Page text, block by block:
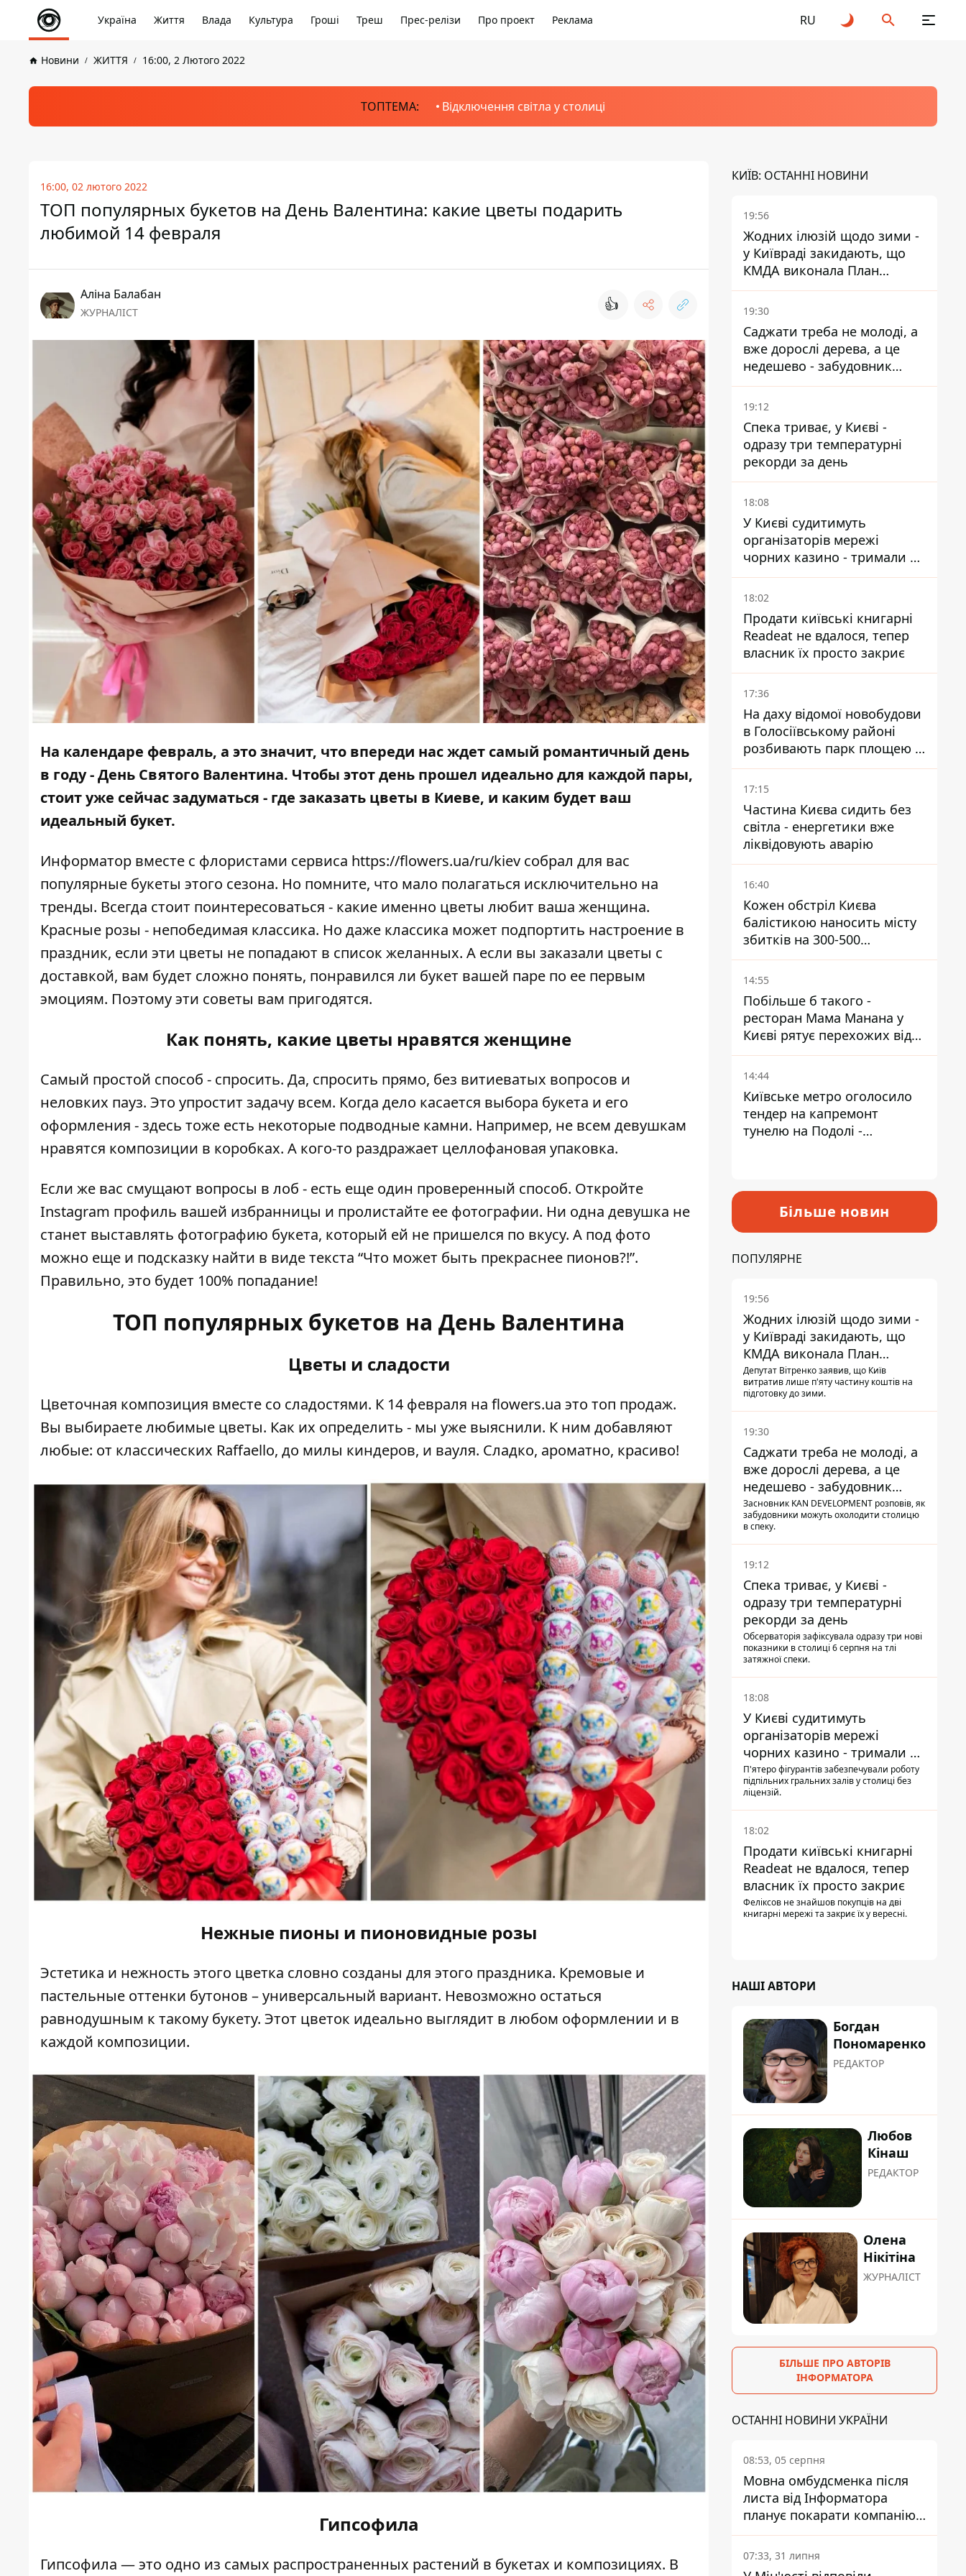
Україна Життя Влада Культура Гроші Треш Прес-релізи Про проект Реклама RU
Новини ЖИТТЯ 16:00, 2 Лютого 2022
ТОПТЕМА: Відключення світла у столиці
16:00, 02 лютого 2022
ТОП популярных букетов на День Валентина: какие цветы подарить
любимой 14 февраля
Аліна Балабан
ЖУРНАЛІСТ 👍
На календаре февраль, а это значит, что впереди нас ждет самый романтичный день
в году - День Святого Валентина. Чтобы этот день прошел идеально для каждой пары,
стоит уже сейчас задуматься - где заказать цветы в Киеве, и каким будет ваш
идеальный букет.
Информатор вместе с флористами сервиса https://flowers.ua/ru/kiev собрал для вас
популярные букеты этого сезона. Но помните, что мало полагаться исключительно на
тренды. Всегда стоит поинтересоваться - какие именно цветы любит ваша женщина.
Красные розы - непобедимая классика. Но даже классика может подпортить настроение в
праздник, если эти цветы не попадают в список желанных. А если вы заказали цветы с
доставкой, вам будет сложно понять, понравился ли букет вашей паре по ее первым
эмоциям. Поэтому эти советы вам пригодятся.
Как понять, какие цветы нравятся женщине
Самый простой способ - спросить. Да, спросить прямо, без витиеватых вопросов и
неловких пауз. Это упростит задачу всем. Когда дело касается выбора букета и его
оформления - здесь тоже есть некоторые подводные камни. Например, не всем девушкам
нравятся композиции в коробках. А кого-то раздражает целлофановая упаковка.
Если же вас смущают вопросы в лоб - есть еще один проверенный способ. Откройте
Instagram профиль вашей избранницы и пролистайте ее фотографии. Ни одна девушка не
станет выставлять фотографию букета, который ей не пришелся по вкусу. А под фото
можно еще и подсказку найти в виде текста “Что может быть прекраснее пионов?!”.
Правильно, это будет 100% попадание!
ТОП популярных букетов на День Валентина
Цветы и сладости
Цветочная композиция вместе со сладостями. К 14 февраля на flowers.ua это топ продаж.
Вы выбираете любимые цветы. Как их определить - мы уже выяснили. К ним добавляют
любые: от классических Raffaello, до милы киндеров, и вауля. Сладко, ароматно, красиво!
Нежные пионы и пионовидные розы
Эстетика и нежность этого цветка словно созданы для этого праздника. Кремовые и
пастельные оттенки бутонов – универсальный вариант. Невозможно остаться
равнодушным к такому букету. Этот цветок идеально выглядит в любом оформлении и в
каждой композиции.
Гипсофила
Гипсофила — это одно из самых распространенных растений в букетах и композициях. В
КИЇВ: ОСТАННІ НОВИНИ
19:56
Жодних ілюзій щодо зими -
у Київраді закидають, що
КМДА виконала План
стійкості на 20%
19:30
Саджати треба не молоді, а
вже дорослі дерева, а це
недешево - забудовник
Ніконов
19:12
Спека триває, у Києві -
одразу три температурні
рекорди за день
18:08
У Києві судитимуть
організаторів мережі
чорних казино - тримали 39
закладів
18:02
Продати київські книгарні
Readeat не вдалося, тепер
власник їх просто закриє
17:36
На даху відомої новобудови
в Голосіївському районі
розбивають парк площею в
гектар
17:15
Частина Києва сидить без
світла - енергетики вже
ліквідовують аварію
16:40
Кожен обстріл Києва
балістикою наносить місту
збитків на 300-500
мільйонів - Петро
Пантелеєв
14:55
Побільше б такого -
ресторан Мама Манана у
Києві рятує перехожих від
спеки
14:44
Київське метро оголосило
тендер на капремонт
тунелю на Подолі -
Більше новин
ПОПУЛЯРНЕ
19:56
Жодних ілюзій щодо зими -
у Київраді закидають, що
КМДА виконала План
стійкості на 20%
Депутат Вітренко заявив, що Київ
витратив лише п'яту частину коштів на
підготовку до зими.
19:30
Саджати треба не молоді, а
вже дорослі дерева, а це
недешево - забудовник
Ніконов
Засновник KAN DEVELOPMENT розповів, як
забудовники можуть охолодити столицю
в спеку.
19:12
Спека триває, у Києві -
одразу три температурні
рекорди за день
Обсерваторія зафіксувала одразу три нові
показники в столиці 6 серпня на тлі
затяжної спеки.
18:08
У Києві судитимуть
організаторів мережі
чорних казино - тримали 39
закладів
П'ятеро фігурантів забезпечували роботу
підпільних гральних залів у столиці без
ліцензій.
18:02
Продати київські книгарні
Readeat не вдалося, тепер
власник їх просто закриє
Феліксов не знайшов покупців на дві
книгарні мережі та закриє їх у вересні.
НАШІ АВТОРИ
Богдан
Пономаренко
РЕДАКТОР
Любов
Кінаш
РЕДАКТОР
Олена
Нікітіна
ЖУРНАЛІСТ
БІЛЬШЕ ПРО АВТОРІВ
ІНФОРМАТОРА
ОСТАННІ НОВИНИ УКРАЇНИ
08:53, 05 серпня
Мовна омбудсменка після
листа від Інформатора
планує покарати компанію-
підрядника ПриватБанку
07:33, 31 липня